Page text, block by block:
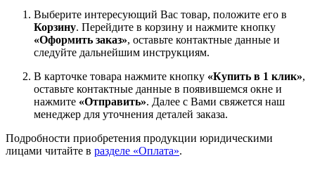
Выберите интересующий Вас товар, положите его в
Корзину. Перейдите в корзину и нажмите кнопку
«Оформить заказ», оставьте контактные данные и
следуйте дальнейшим инструкциям.
В карточке товара нажмите кнопку «Купить в 1 клик»,
оставьте контактные данные в появившемся окне и
нажмите «Отправить». Далее с Вами свяжется наш
менеджер для уточнения деталей заказа.
Подробности приобретения продукции юридическими
лицами читайте в разделе «Оплата».